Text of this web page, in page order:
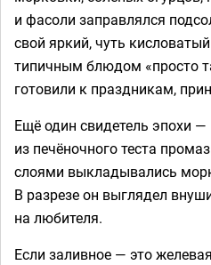
и фасоли заправлялся
свой яркий, чуть
типичным блюдом «просто
готовили к праздникам,
Ещё один свидетель эпохи
из печёночного теста
слоями выкладывались
В разрезе он выглядел
на любителя.
Если заливное — это